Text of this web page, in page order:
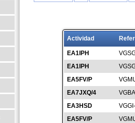
Actividad
EA1IPH
EA1IPH
EA5FV/P
EA7JXQ/4
EA3HSD
EA5FV/P